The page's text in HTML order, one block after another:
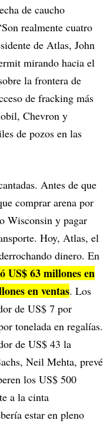
de caucho
realmente cuatro
de Atlas, John
mirando hacia el
la frontera de
de fracking más
Chevron y
de pozos en las
Antes de que
comprar arena por
Wisconsin y pagar
Hoy, Atlas, el
dinero. En
US$ 63 millones en
en ventas. Los
de US$ 7 por
tonelada en regalías.
de US$ 43 la
Neil Mehta, prevé
los US$ 500
a la cinta
estar en pleno